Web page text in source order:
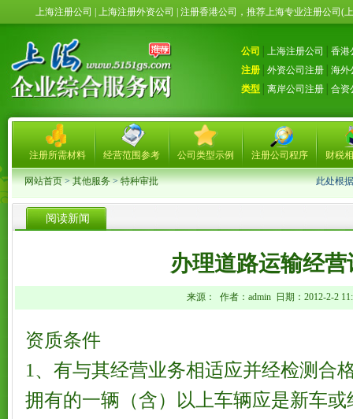
上海注册公司 | 上海注册外资公司 | 注册香港公司，推荐上海专业注册
公司 上海注册公司
香港
注册
外资公司注册
海外
类型
离岸公司注册 合资
注册所需材料 经营范围参考 公司类型示例 注册公司程序 财税
网站首页>其他服务>特种审批 此处根
阅读新闻
办理道路运输经营
来源： 作者：admin 日期：2012-2-2
资质条件
1、有与其经营业务相适应并经检测合
拥有的一辆（含）以上车辆应是新车